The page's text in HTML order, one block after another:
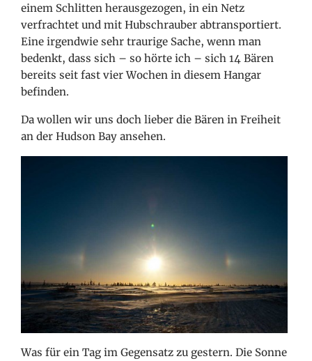
einem Schlitten herausgezogen, in ein Netz
verfrachtet und mit Hubschrauber abtransportiert.
Eine irgendwie sehr traurige Sache, wenn man
bedenkt, dass sich – so hörte ich – sich 14 Bären
bereits seit fast vier Wochen in diesem Hangar
befinden.
Da wollen wir uns doch lieber die Bären in Freiheit
an der Hudson Bay ansehen.
Was für ein Tag im Gegensatz zu gestern. Die Sonne